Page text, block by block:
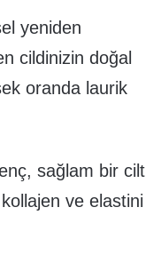
yeniden
cildinizin doğal
oranda laurik
sağlam bir cilt
ve elastini